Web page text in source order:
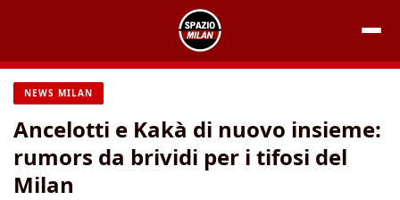
contenuto
NEWS MILAN
Ancelotti e Kakà di nuovo insieme:
rumors da brividi per i tifosi del
Milan